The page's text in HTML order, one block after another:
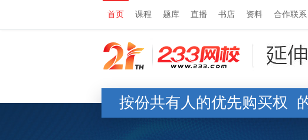
首页 课程 题库 直播 书店 资料 合作联系
按份共有人的优先购买权